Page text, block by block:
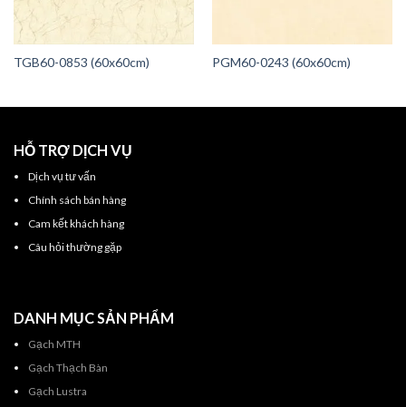
TGB60-0853 (60x60cm) PGM60-0243 (60x60cm)
HỖ TRỢ DỊCH VỤ
Dịch vụ tư vấn
Chính sách bán hàng
Cam kết khách hàng
Câu hỏi thường gặp
DANH MỤC SẢN PHẨM
Gạch MTH
Gạch Thạch Bàn
Gạch Lustra